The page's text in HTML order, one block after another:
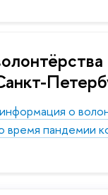
о
время пандемии